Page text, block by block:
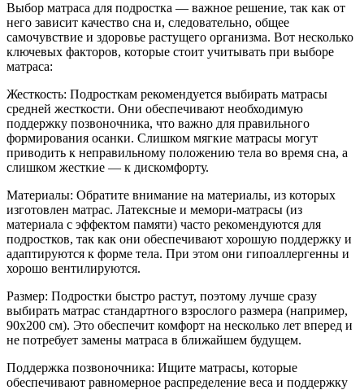
Выбор матраса для подростка — важное решение, так как от
него зависит качество сна и, следовательно, общее
самочувствие и здоровье растущего организма. Вот несколько
ключевых факторов, которые стоит учитывать при выборе
матраса:
Жесткость: Подросткам рекомендуется выбирать матрасы
средней жесткости. Они обеспечивают необходимую
поддержку позвоночника, что важно для правильного
формирования осанки. Слишком мягкие матрасы могут
приводить к неправильному положению тела во время сна, а
слишком жесткие — к дискомфорту.
Материалы: Обратите внимание на материалы, из которых
изготовлен матрас. Латексные и мемори-матрасы (из
материала с эффектом памяти) часто рекомендуются для
подростков, так как они обеспечивают хорошую поддержку и
адаптируются к форме тела. При этом они гипоаллергенны и
хорошо вентилируются.
Размер: Подростки быстро растут, поэтому лучше сразу
выбирать матрас стандартного взрослого размера (например,
90x200 см). Это обеспечит комфорт на несколько лет вперед и
не потребует замены матраса в ближайшем будущем.
Поддержка позвоночника: Ищите матрасы, которые
обеспечивают равномерное распределение веса и поддержку